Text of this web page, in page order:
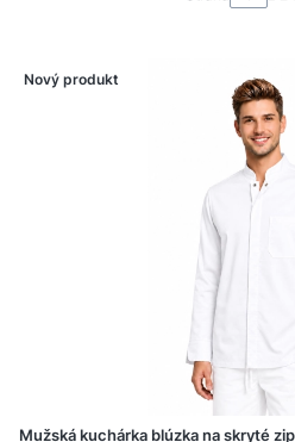
Nový produkt
Mužská kuchárka blúzka na skryté